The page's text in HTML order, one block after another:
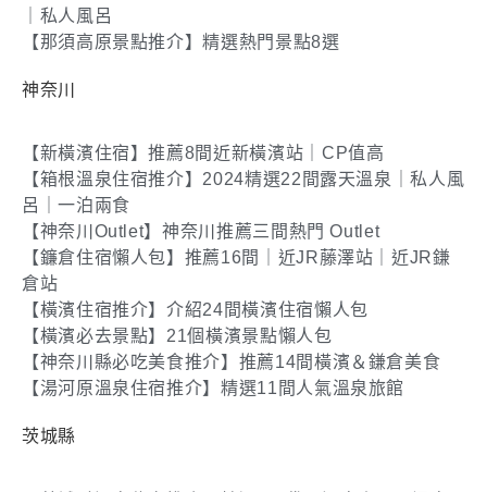
｜私人風呂
【那須高原景點推介】精選熱門景點8選
神奈川
【新橫濱住宿】推薦8間近新橫濱站｜CP值高
【箱根溫泉住宿推介】2024精選22間露天溫泉｜私人風
呂｜一泊兩食
【神奈川Outlet】神奈川推薦三間熱門 Outlet
【鐮倉住宿懶人包】推薦16間｜近JR藤澤站｜近JR鎌
倉站
【橫濱住宿推介】介紹24間橫濱住宿懶人包
【橫濱必去景點】21個橫濱景點懶人包
【神奈川縣必吃美食推介】推薦14間橫濱＆鎌倉美食
【湯河原溫泉住宿推介】精選11間人氣溫泉旅館
茨城縣